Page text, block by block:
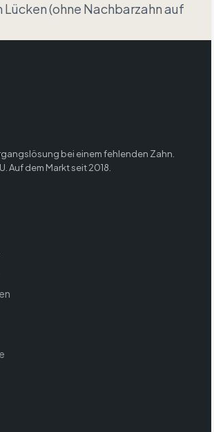
(ohne Nachbarzahn auf
bei einem fehlenden Zahn.
Auf dem Markt seit 2018.